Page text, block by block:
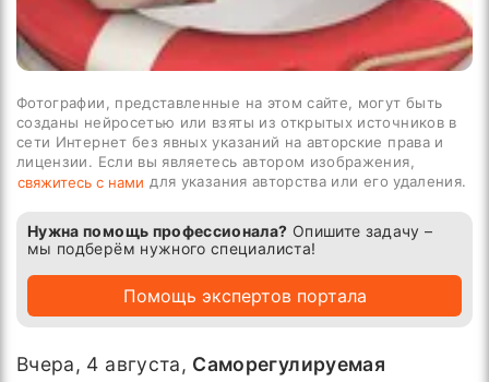
Фотографии, представленные на этом сайте, могут быть
созданы нейросетью или взяты из открытых источников в
сети Интернет без явных указаний на авторские права и
лицензии. Если вы являетесь автором изображения,
свяжитесь с нами для указания авторства или его удаления.
Нужна помощь профессионала? Опишите задачу –
мы подберём нужного специалиста!
Помощь экспертов портала
Вчера, 4 августа, Саморегулируемая